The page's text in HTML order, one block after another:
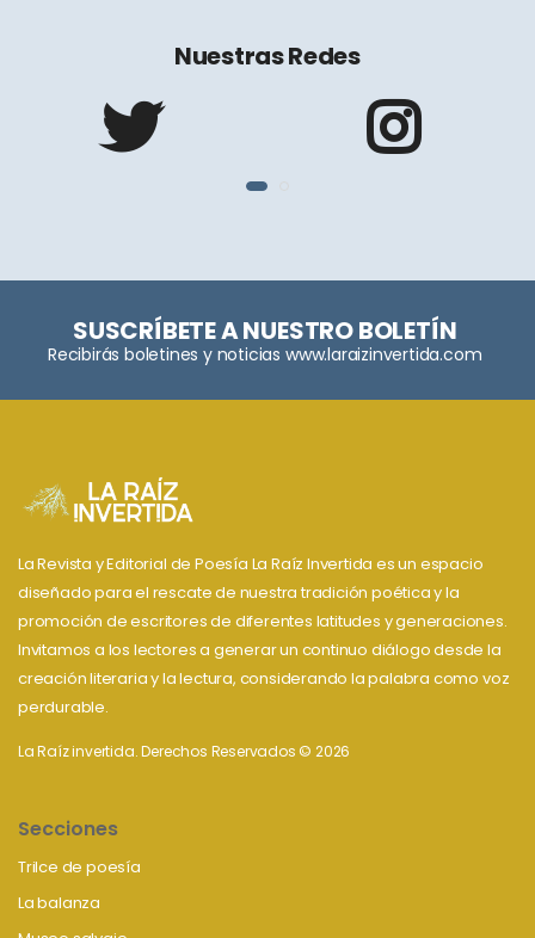
Nuestras Redes
SUSCRÍBETE A NUESTRO BOLETÍN
Recibirás boletines y noticias www.laraizinvertida.com
La Revista y Editorial de Poesía La Raíz Invertida es un espacio
diseñado para el rescate de nuestra tradición poética y la
promoción de escritores de diferentes latitudes y generaciones.
Invitamos a los lectores a generar un continuo diálogo desde la
creación literaria y la lectura, considerando la palabra como voz
perdurable.
La Raíz invertida. Derechos Reservados © 2026
Secciones
Trilce de poesía
La balanza